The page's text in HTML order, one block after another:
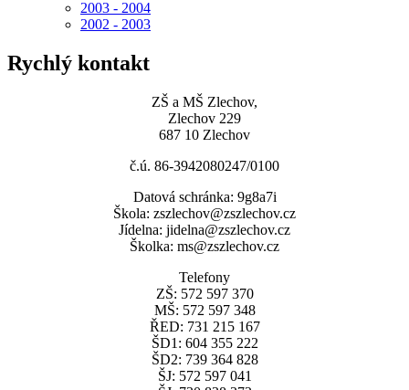
2003 - 2004
2002 - 2003
Rychlý kontakt
ZŠ a MŠ Zlechov,
Zlechov 229
687 10 Zlechov
č.ú. 86-3942080247/0100
Datová schránka: 9g8a7i
Škola: zszlechov@zszlechov.cz
Jídelna: jidelna@zszlechov.cz
Školka: ms@zszlechov.cz
Telefony
ZŠ: 572 597 370
MŠ: 572 597 348
ŘED: 731 215 167
ŠD1: 604 355 222
ŠD2: 739 364 828
ŠJ: 572 597 041